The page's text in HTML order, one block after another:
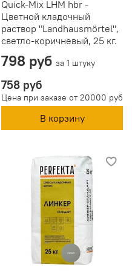
Quick-Mix LHM hbr -
Цветной кладочный
раствор "Landhausmörtel",
светло-коричневый, 25 кг.
798 руб за 1 штуку
758 руб
Цена при заказе от 20000 руб
В корзину